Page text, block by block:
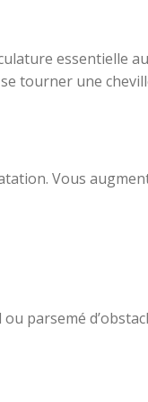
essentielle
tourner une
Vous
parsemé